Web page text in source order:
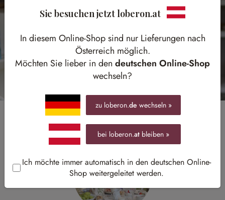
Sie besuchen jetzt loberon.at
In diesem Online-Shop sind nur Lieferungen nach
Österreich möglich.
Möchten Sie lieber in den deutschen Online-Shop
wechseln?
zu loberon.de wechseln »
bei loberon.at bleiben »
Ich möchte immer automatisch in den deutschen Online-
Shop weitergeleitet werden.